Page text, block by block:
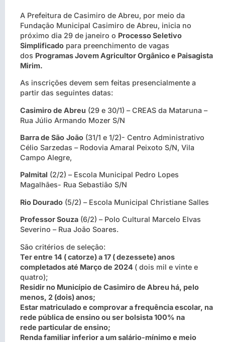
A Prefeitura de Casimiro de Abreu, por meio da
Fundação Municipal Casimiro de Abreu, inicia no
próximo dia 29 de janeiro o Processo Seletivo
Simplificado para preenchimento de vagas
dos Programas Jovem Agricultor Orgânico e Paisagista
Mirim.
As inscrições devem sem feitas presencialmente a
partir das seguintes datas:
Casimiro de Abreu (29 e 30/1) – CREAS da Mataruna –
Rua Júlio Armando Mozer S/N
Barra de São João (31/1 e 1/2)- Centro Administrativo
Célio Sarzedas – Rodovia Amaral Peixoto S/N, Vila
Campo Alegre,
Palmital (2/2) – Escola Municipal Pedro Lopes
Magalhães- Rua Sebastião S/N
Rio Dourado (5/2) – Escola Municipal Christiane Salles
Professor Souza (6/2) – Polo Cultural Marcelo Elvas
Severino – Rua João Soares.
São critérios de seleção:
Ter entre 14 ( catorze) a 17 ( dezessete) anos
completados até Março de 2024 ( dois mil e vinte e
quatro);
Residir no Município de Casimiro de Abreu há, pelo
menos, 2 (dois) anos;
Estar matriculado e comprovar a frequência escolar, na
rede pública de ensino ou ser bolsista 100% na
rede particular de ensino;
Renda familiar inferior a um salário-mínimo e meio